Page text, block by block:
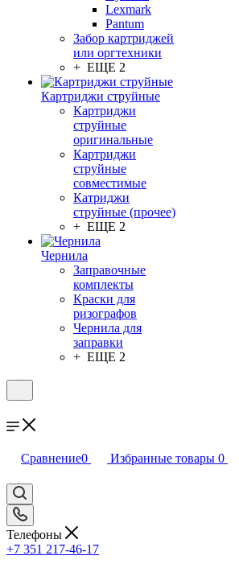
Lexmark
Pantum
Забор картриджей
или оргтехники
+ ЕЩЕ 2
Картриджи струйные
Картриджи
струйные
оригинальные
Картриджи
струйные
совместимые
Катриджи
струйные (прочее)
+ ЕЩЕ 2
Чернила
Заправочные
комплекты
Краски для
ризографов
Чернила для
заправки
+ ЕЩЕ 2
Сравнение0 Избранные товары 0
Телефоны
+7 351 217-46-17